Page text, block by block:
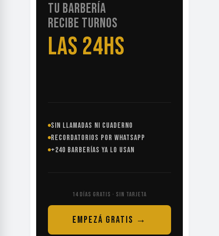
TU BARBERÍA
RECIBE TURNOS
LAS 24HS
SIN LLAMADAS NI CUADERNO
RECORDATORIOS POR WHATSAPP
+240 BARBERÍAS YA LO USAN
14 DÍAS GRATIS · SIN TARJETA
EMPEZÁ GRATIS →